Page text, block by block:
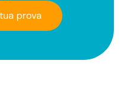
prova